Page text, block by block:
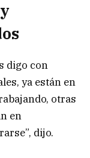
digo con
ya están en
otras
en
dijo.